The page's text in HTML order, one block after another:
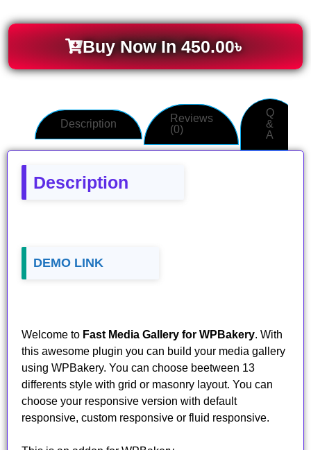
Buy Now In450.00৳
Description
Reviews
(0)
Q
&
A
Description
DEMO LINK
Welcome to Fast Media Gallery for WPBakery. With
this awesome plugin you can build your media gallery
using WPBakery. You can choose beetween 13
differents style with grid or masonry layout. You can
choose your responsive version with default
responsive, custom responsive or fluid responsive.